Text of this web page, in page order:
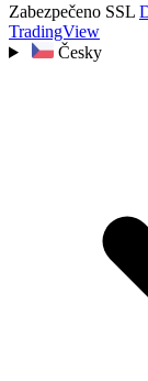
Zabezpečeno SSL
TradingView
Česky